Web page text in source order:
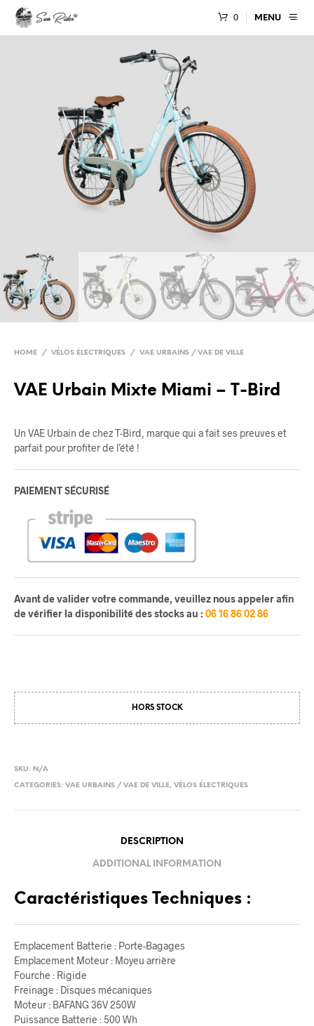
0 MENU
HOME / VÉLOS ÉLECTRIQUES / VAE URBAINS / VAE DE VILLE
VAE Urbain Mixte Miami – T-Bird
Un VAE Urbain de chez T-Bird, marque qui a fait ses preuves et
parfait pour profiter de l’été !
PAIEMENT SÉCURISÉ
Avant de valider votre commande, veuillez nous appeler afin
de vérifier la disponibilité des stocks au :06 16 86 02 86
HORS STOCK
SKU: N/A
CATEGORIES: VAE URBAINS / VAE DE VILLE, VÉLOS ÉLECTRIQUES
DESCRIPTION
ADDITIONAL INFORMATION
Caractéristiques Techniques :
Emplacement Batterie : Porte-Bagages
Emplacement Moteur : Moyeu arrière
Fourche : Rigide
Freinage : Disques mécaniques
Moteur : BAFANG 36V 250W
Puissance Batterie : 500 Wh